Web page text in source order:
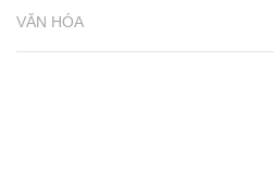
VĂN HÓA